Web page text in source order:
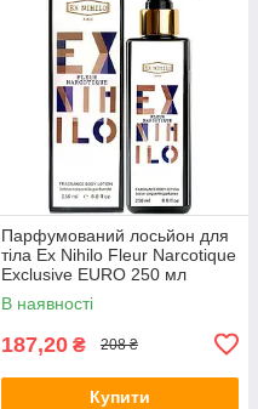
Парфумований лосьйон для
тіла Ex Nihilo Fleur Narcotique
Exclusive EURO 250 мл
В наявності
187,20 ₴ 208 ₴
Купити